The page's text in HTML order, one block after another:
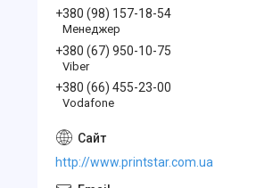
+380 (98) 157-18-54
Менеджер
+380 (67) 950-10-75
Viber
+380 (66) 455-23-00
Vodafone
http://www.printstar.com.ua